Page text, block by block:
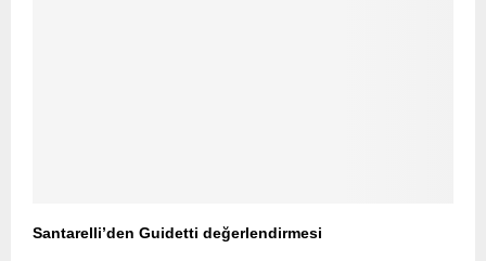
Santarelli’den Guidetti değerlendirmesi